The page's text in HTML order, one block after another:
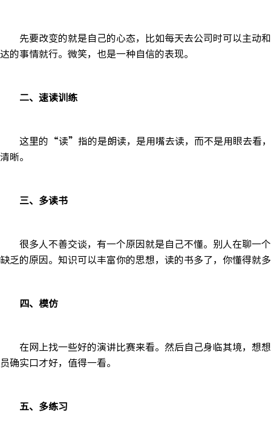
先要改变的就是自己的心态，比如每天去公司时可以主动
达的事情就行。微笑，也是一种自信的表现。
二、速读训练
这里的“读”指的是朗读，是用嘴去读，而不是用眼去看
清晰。
三、多读书
很多人不善交谈，有一个原因就是自己不懂。别人在聊一
缺乏的原因。知识可以丰富你的思想，读的书多了，你懂得就
四、模仿
在网上找一些好的演讲比赛来看。然后自己身临其境，想
员确实口才好，值得一看。
五、多练习